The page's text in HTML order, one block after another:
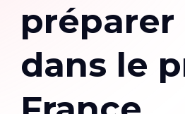
préparer
dans le